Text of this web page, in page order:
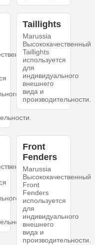
Taillights
Marussia
Высококачественный
Taillights
используется
для
индивидуального
внешнего
вида и
производительности.
Front
Fenders
Marussia
Высококачественный
Front
Fenders
используется
для
индивидуального
внешнего
вида и
производительности.